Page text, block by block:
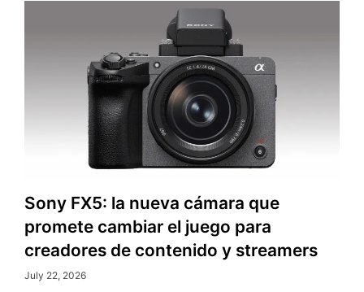
Sony FX5: la nueva cámara que
promete cambiar el juego para
creadores de contenido y streamers
July 22, 2026